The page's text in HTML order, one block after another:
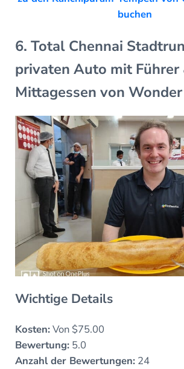
buchen
6. Total Chennai
privaten Auto mit Führer
Mittagessen von
Wichtige Details
Kosten:Von $75.00
Bewertung:5.0
Anzahl der Bewertungen:24